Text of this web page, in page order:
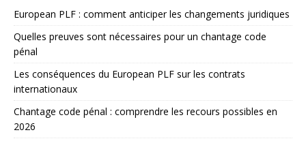
European PLF : comment anticiper les changements juridiques
Quelles preuves sont nécessaires pour un chantage code
pénal
Les conséquences du European PLF sur les contrats
internationaux
Chantage code pénal : comprendre les recours possibles en
2026